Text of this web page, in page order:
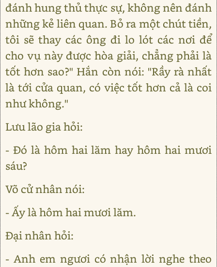
đánh hung thủ thực sự, không nên đánh
những kẻ liên quan. Bỏ ra một chút tiền,
tôi sẽ thay các ông đi lo lót các nơi để
cho vụ này được hòa giải, chẳng phải là
tốt hơn sao?" Hắn còn nói: "Rầy rà nhất
là tới cửa quan, có việc tốt hơn cả là coi
như không."
Lưu lão gia hỏi:
- Đó là hôm hai lăm hay hôm hai mươi
sáu?
Võ cử nhân nói:
- Ấy là hôm hai mươi lăm.
Đại nhân hỏi:
- Anh em ngươi có nhận lời nghe theo